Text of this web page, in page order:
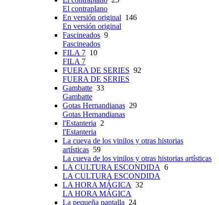
El contraplano
En versión original 146
En versión original
Fascineados 9
Fascineados
FILA 7 10
FILA 7
FUERA DE SERIES 92
FUERA DE SERIES
Gambatte 33
Gambatte
Gotas Hernandianas 29
Gotas Hernandianas
l'Estanteria 2
l'Estanteria
La cueva de los vinilos y otras historias
artísticas 59
La cueva de los vinilos y otras historias artísticas
LA CULTURA ESCONDIDA 6
LA CULTURA ESCONDIDA
LA HORA MÁGICA 32
LA HORA MÁGICA
La pequeña pantalla 24